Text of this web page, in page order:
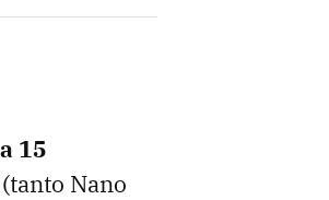
15
Nano